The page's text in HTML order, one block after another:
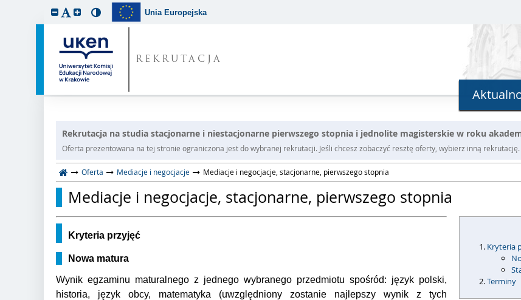
Unia Europejska
REKRUTACJA
Rekrutacja na studia stacjonarne i niestacjonarne pierwszego stopnia i jednolite magisterskie w roku
Oferta prezentowana na tej stronie ograniczona jest do wybranej rekrutacji. Jeśli chcesz zobaczyć resztę oferty, wybierz inną rekrutację.
Oferta Mediacje i negocjacje Mediacje i negocjacje, stacjonarne, pierwszego stopnia
Mediacje i negocjacje, stacjonarne, pierwszego stopnia
Kryteria
Terminy
Kryteria przyjęć
Nowa matura
Wynik egzaminu maturalnego z jednego wybranego przedmiotu spośród: język polski,
historia, język obcy, matematyka (uwzględniony zostanie najlepszy wynik z tych